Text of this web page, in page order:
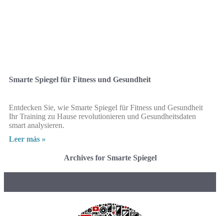
Smarte Spiegel für Fitness und Gesundheit
Entdecken Sie, wie Smarte Spiegel für Fitness und Gesundheit
Ihr Training zu Hause revolutionieren und Gesundheitsdaten
smart analysieren.
Leer más »
Archives for Smarte Spiegel